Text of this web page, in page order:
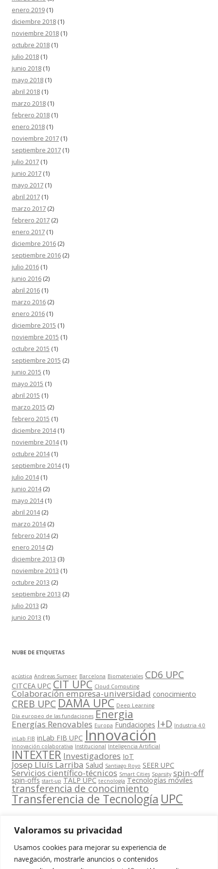
Valoramos su privacidad
Usamos cookies para mejorar su experiencia de
navegación, mostrarle anuncios o contenidos
enero 2019 (1)
diciembre 2018 (1)
noviembre 2018 (1)
octubre 2018 (1)
julio 2018 (1)
junio 2018 (1)
mayo 2018 (1)
abril 2018 (1)
marzo 2018 (1)
febrero 2018 (1)
enero 2018 (1)
noviembre 2017 (1)
septiembre 2017 (1)
julio 2017 (1)
junio 2017 (1)
mayo 2017 (1)
abril 2017 (1)
marzo 2017 (2)
febrero 2017 (2)
enero 2017 (1)
diciembre 2016 (2)
septiembre 2016 (2)
julio 2016 (1)
junio 2016 (2)
abril 2016 (1)
marzo 2016 (2)
enero 2016 (1)
diciembre 2015 (1)
noviembre 2015 (1)
octubre 2015 (1)
septiembre 2015 (2)
junio 2015 (1)
mayo 2015 (1)
abril 2015 (1)
marzo 2015 (2)
febrero 2015 (1)
diciembre 2014(1)
noviembre 2014(1)
octubre 2014(1)
septiembre 2014(1)
julio 2014(1)
junio 2014(2)
mayo 2014(1)
abril 2014(2)
marzo 2014(2)
febrero 2014(2)
enero 2014(2)
diciembre 2013 (3)
noviembre 2013 (1)
octubre 2013 (2)
septiembre 2013 (2)
julio 2013 (2)
junio 2013 (1)
NUBE DE ETIQUETAS
acústica Andreas Sumper Barcelona Biomateriales CD6 UPC
CITCEA UPC CIT UPC Cloud Computing
Colaboración empresa-universidad conocimiento
CREB UPC DAMA UPC Deep Learning
Día europeo de las fundaciones Energia
Energías Renovables Europa Fundaciones I+D Industria 4.0
inLab FIB inLab FIB UPC Innovación
Innovación colaborativa Institucional Inteligencia Artificial
INTEXTER Investigadores IoT
Josep Lluís Larriba Salud Santiago Royo SEER UPC
Servicios científico-técnicos Smart Cities Sparsity spin-off
spin-offs start-up TALP UPC tecnología Tecnologías móviles
transferencia de conocimiento
Transferencia de Tecnología UPC
Contacta